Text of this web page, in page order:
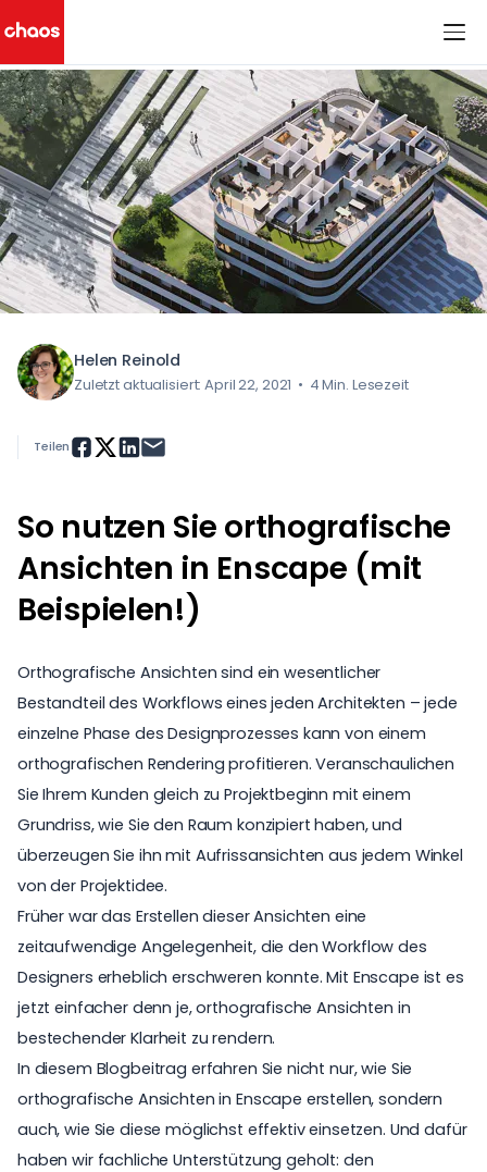
Chaos Logo
< Alle Blogbeiträge
Helen Reinold
Zuletzt aktualisiert: April 22, 2021 • 4 Min. Lesezeit
So nutzen Sie orthografische
Ansichten in Enscape (mit
Beispielen!)
Orthografische Ansichten sind ein wesentlicher
Bestandteil des Workflows eines jeden Architekten – jede
einzelne Phase des Designprozesses kann von einem
orthografischen Rendering profitieren. Veranschaulichen
Sie Ihrem Kunden gleich zu Projektbeginn mit einem
Grundriss, wie Sie den Raum konzipiert haben, und
überzeugen Sie ihn mit Aufrissansichten aus jedem Winkel
von der Projektidee.
Früher war das Erstellen dieser Ansichten eine
zeitaufwendige Angelegenheit, die den Workflow des
Designers erheblich erschweren konnte. Mit Enscape ist es
jetzt einfacher denn je, orthografische Ansichten in
bestechender Klarheit zu rendern.
In diesem Blogbeitrag erfahren Sie nicht nur, wie Sie
orthografische Ansichten in Enscape erstellen, sondern
auch, wie Sie diese möglichst effektiv einsetzen. Und dafür
haben wir fachliche Unterstützung geholt: den
Teilen